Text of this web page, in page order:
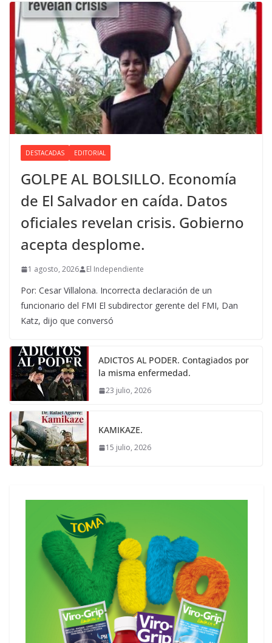
DESTACADAS EDITORIAL
GOLPE AL BOLSILLO. Economía
de El Salvador en caída. Datos
oficiales revelan crisis. Gobierno
acepta desplome.
1 agosto, 2026 El Independiente
Por: Cesar Villalona. Incorrecta declaración de un
funcionario del FMI El subdirector gerente del FMI, Dan
Katz, dijo que conversó
ADICTOS AL PODER. Contagiados por
la misma enfermedad.
23 julio, 2026
KAMIKAZE.
15 julio, 2026